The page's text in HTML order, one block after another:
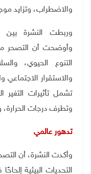
والاضطراب، وتزايد
وربطت النشرة بين
وأوضحت أن التصحر
التنوع الحيوي،
والاستقرار الاجتماعي
تشمل تأثيرات
وتطرف درجات
تدهور عالمي
وأكدت النشرة، أن
التحديات البيئية